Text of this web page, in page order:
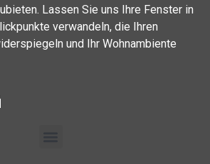
Lassen Sie uns Ihre Fenster in
verwandeln, die Ihren
und Ihr Wohnambiente